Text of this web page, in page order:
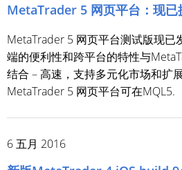
MetaTrader 5 网页平台：现已
MetaTrader 5 网页平台测试版现已
端的便利性和跨平台的特性与
结合 – 高速，支持多元化市场和扩
MetaTrader 5 网页平台可在MQL5.
6 五月 2016